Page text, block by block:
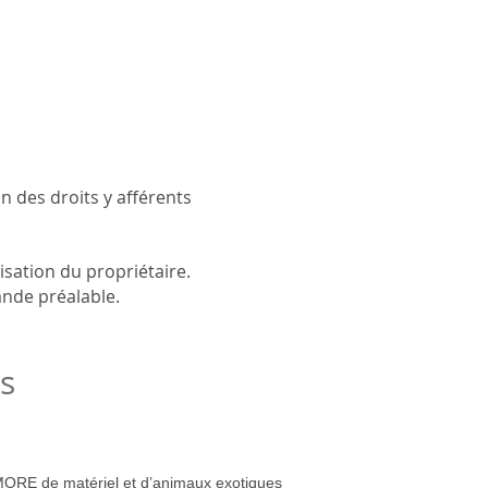
des droits y afférents
du propriétaire.
préalable.
de matériel et d’animaux exotiques